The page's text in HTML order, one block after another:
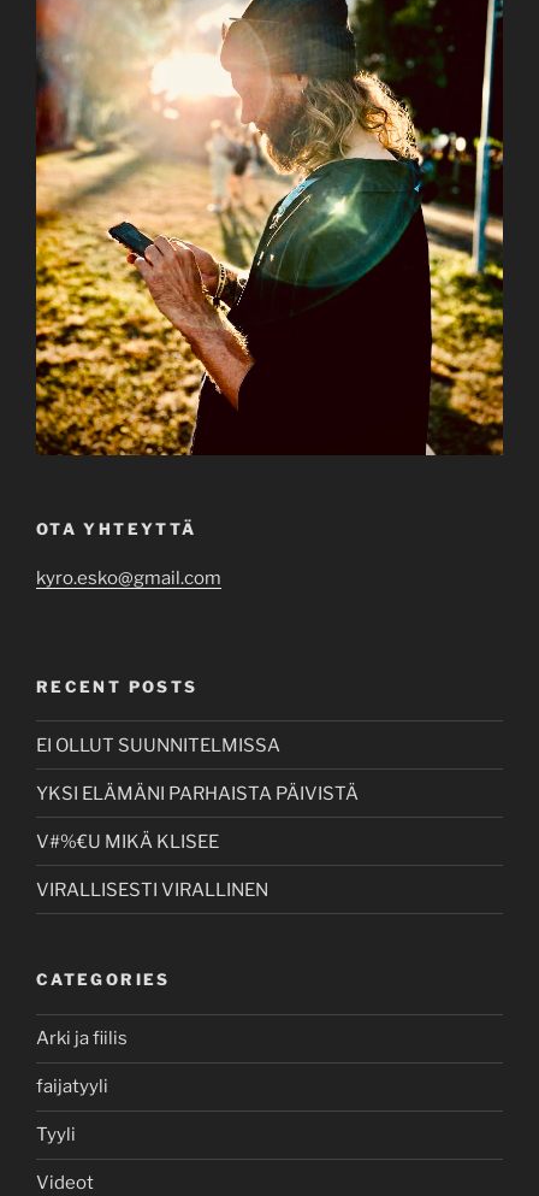
OTA YHTEYTTÄ
kyro.esko@gmail.com
RECENT POSTS
EI OLLUT SUUNNITELMISSA
YKSI ELÄMÄNI PARHAISTA PÄIVISTÄ
V#%€U MIKÄ KLISEE
VIRALLISESTI VIRALLINEN
CATEGORIES
Arki ja fiilis
faijatyyli
Tyyli
Videot